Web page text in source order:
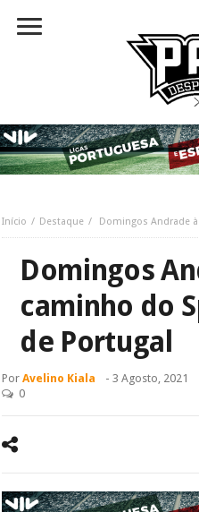
Início Destaque Domingos Andrade
Domingos
caminho do
de Portugal
PorAvelino Kiala -3 Agosto, 2021
0